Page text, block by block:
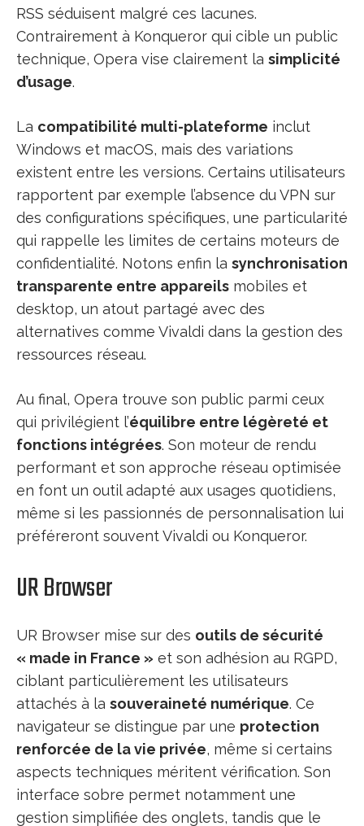
RSS séduisent malgré ces lacunes.
Contrairement à Konqueror qui cible un public
technique, Opera vise clairement la simplicité
d’usage.
La compatibilité multi-plateforme inclut
Windows et macOS, mais des variations
existent entre les versions. Certains utilisateurs
rapportent par exemple l’absence du VPN sur
des configurations spécifiques, une particularité
qui rappelle les limites de certains moteurs de
confidentialité. Notons enfin la synchronisation
transparente entre appareils mobiles et
desktop, un atout partagé avec des
alternatives comme Vivaldi dans la gestion des
ressources réseau.
Au final, Opera trouve son public parmi ceux
qui privilégient l’équilibre entre légèreté et
fonctions intégrées. Son moteur de rendu
performant et son approche réseau optimisée
en font un outil adapté aux usages quotidiens,
même si les passionnés de personnalisation lui
préféreront souvent Vivaldi ou Konqueror.
UR Browser
UR Browser mise sur des outils de sécurité
« made in France » et son adhésion au RGPD,
ciblant particulièrement les utilisateurs
attachés à la souveraineté numérique. Ce
navigateur se distingue par une protection
renforcée de la vie privée, même si certains
aspects techniques méritent vérification. Son
interface sobre permet notamment une
gestion simplifiée des onglets, tandis que le